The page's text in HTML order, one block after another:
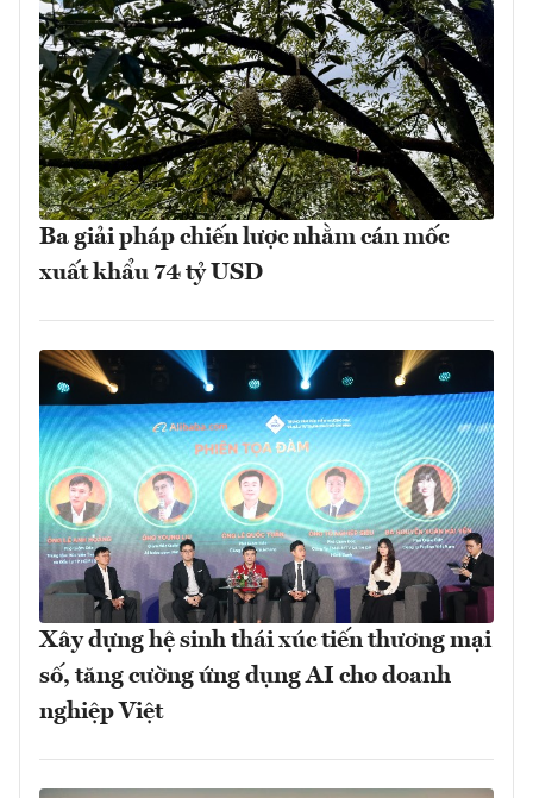
Ba giải pháp chiến lược nhằm cán mốc
xuất khẩu 74 tỷ USD
Xây dựng hệ sinh thái xúc tiến thương mại
số, tăng cường ứng dụng AI cho doanh
nghiệp Việt